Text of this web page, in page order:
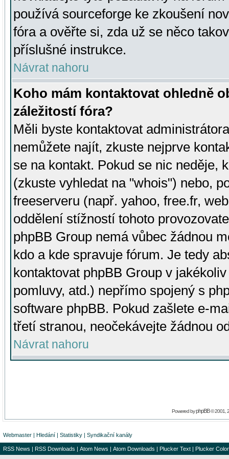
používá sourceforge ke zkoušení
fóra a ověřte si, zda už se něco
příslušné instrukce.
Návrat nahoru
Koho mám kontaktovat ohledně
záležitostí fóra?
Měli byste kontaktovat
nemůžete najít, zkuste nejprve
se na kontakt. Pokud se nic neděje,
(zkuste vyhledat na "whois") nebo,
freeserveru (např. yahoo, free.fr,
oddělení stížností tohoto
phpBB Group nemá vůbec žádnou
kdo a kde spravuje fórum. Je tedy
kontaktovat phpBB Group v
pomluvy, atd.) nepřímo spojený s
software phpBB. Pokud zašlete e-
třetí stranou, neočekávejte žádnou
Návrat nahoru
Powered byphpBB© 2001,
Webmaster | Hledání | Statistiky | Syndikační kanály
RSS News | RSS Downloads | Atom News | Atom Downloads | Plucker Text | Plucker Color